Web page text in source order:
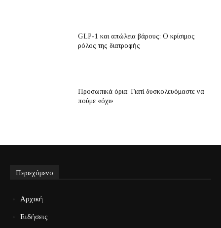
GLP-1 και απώλεια βάρους: Ο κρίσιμος
ρόλος της διατροφής
Προσωπικά όρια: Γιατί δυσκολευόμαστε να
πούμε «όχι»
Περιεχόμενο
Αρχική
Ειδήσεις